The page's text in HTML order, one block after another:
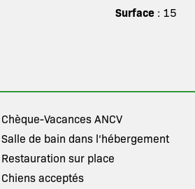
Surface : 15
Chèque-Vacances ANCV
Salle de bain dans l‘hébergement
Restauration sur place
Chiens acceptés